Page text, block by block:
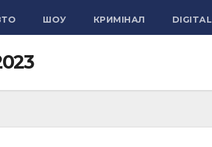
ШОУ КРИМІНАЛ DIGITAL